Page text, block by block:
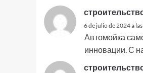
6 de julio de 2024 a
Автомойка
инновации. С